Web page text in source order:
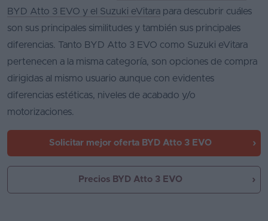
BYD Atto 3 EVO y el Suzuki eVitara para descubrir cuáles
son sus principales similitudes y también sus principales
diferencias. Tanto BYD Atto 3 EVO como Suzuki eVitara
pertenecen a la misma categoría, son opciones de compra
dirigidas al mismo usuario aunque con evidentes
diferencias estéticas, niveles de acabado y/o
motorizaciones.
Solicitar mejor oferta BYD Atto 3 EVO
Precios BYD Atto 3 EVO